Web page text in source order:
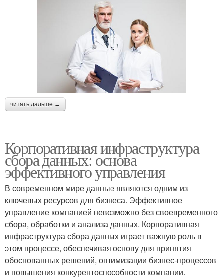
читать дальше →
Корпоративная инфраструктура
сбора данных: основа
эффективного управления
В современном мире данные являются одним из
ключевых ресурсов для бизнеса. Эффективное
управление компанией невозможно без своевременного
сбора, обработки и анализа данных. Корпоративная
инфраструктура сбора данных играет важную роль в
этом процессе, обеспечивая основу для принятия
обоснованных решений, оптимизации бизнес-процессов
и повышения конкурентоспособности компании.